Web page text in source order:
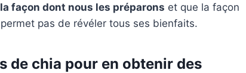
façon dont nous les préparons et que la façon
pas de révéler tous ses bienfaits.
de chia pour en obtenir des